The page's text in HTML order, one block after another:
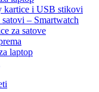
kartice i USB stikovi
satovi – Smartwatch
za satove
laptop